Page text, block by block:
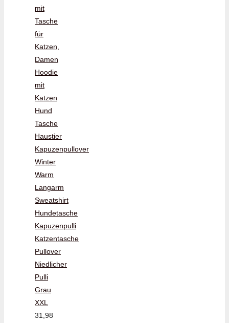
mit
Tasche
für
Katzen,
Damen
Hoodie
mit
Katzen
Hund
Tasche
Haustier
Kapuzenpullover
Winter
Warm
Langarm
Sweatshirt
Hundetasche
Kapuzenpulli
Katzentasche
Pullover
Niedlicher
Pulli
Grau
XXL
31,98